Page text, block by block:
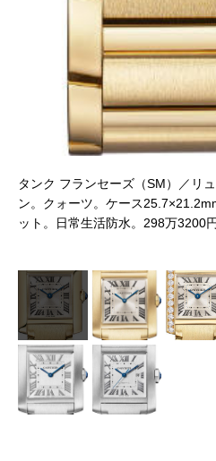
タンク フランセーズ（SM）／リ
ン。クォーツ。ケース
ット。日常生活防水。298万3200